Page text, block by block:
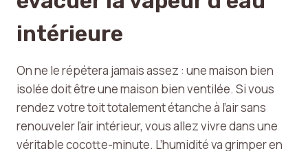
intérieure
On ne le répétera jamais assez : une maison bien
isolée doit être une maison bien ventilée. Si vous
rendez votre toit totalement étanche à l’air sans
renouveler l’air intérieur, vous allez vivre dans une
véritable cocotte-minute. L’humidité va grimper en